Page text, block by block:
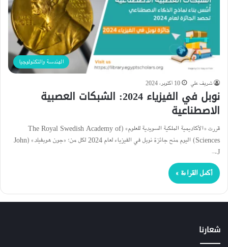
الهندسة والتكنولوجيا
شريف علي 10 أكتوبر، 2024
نوبل في الفيزياء 2024: الشبكات العصبية
الاصطناعية
قررت «الأكاديمية الملكية السويدية للعلوم» (The Royal Swedish Academy of
Sciences) اليوم منح جائزة نوبل في الفيزياء لعام 2024 لكل من؛ «جون هوبفيلد» (John
J.…
أكمل القراءة »
شعارنا